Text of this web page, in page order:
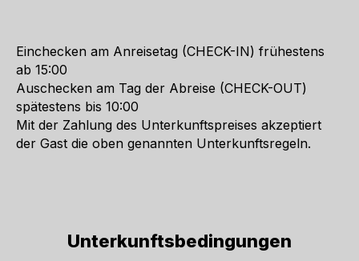
Einchecken am Anreisetag (CHECK-IN) frühestens
ab 15:00
Auschecken am Tag der Abreise (CHECK-OUT)
spätestens bis 10:00
Mit der Zahlung des Unterkunftspreises akzeptiert
der Gast die oben genannten Unterkunftsregeln.
Unterkunftsbedingungen